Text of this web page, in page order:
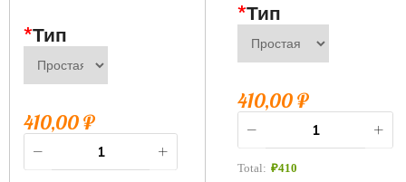
*Тип
410,00₽
*Тип
410,00₽
Total: ₽410